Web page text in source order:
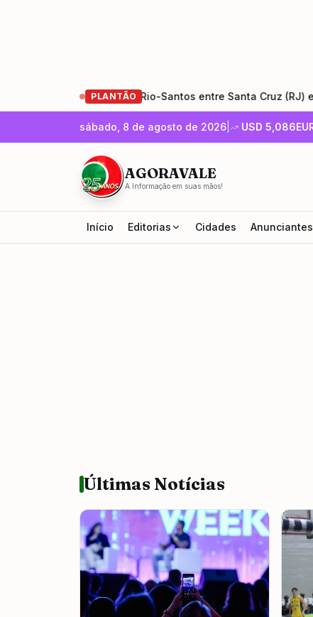
PLANTÃO
de restauração da Rio-Santos entre Santa Cruz (RJ) e
sábado, 8 de agosto de 2026 USD 5,086
AGORAVALE
A Informação em suas mãos!
Início Editorias Cidades Anunciantes
Últimas Notícias